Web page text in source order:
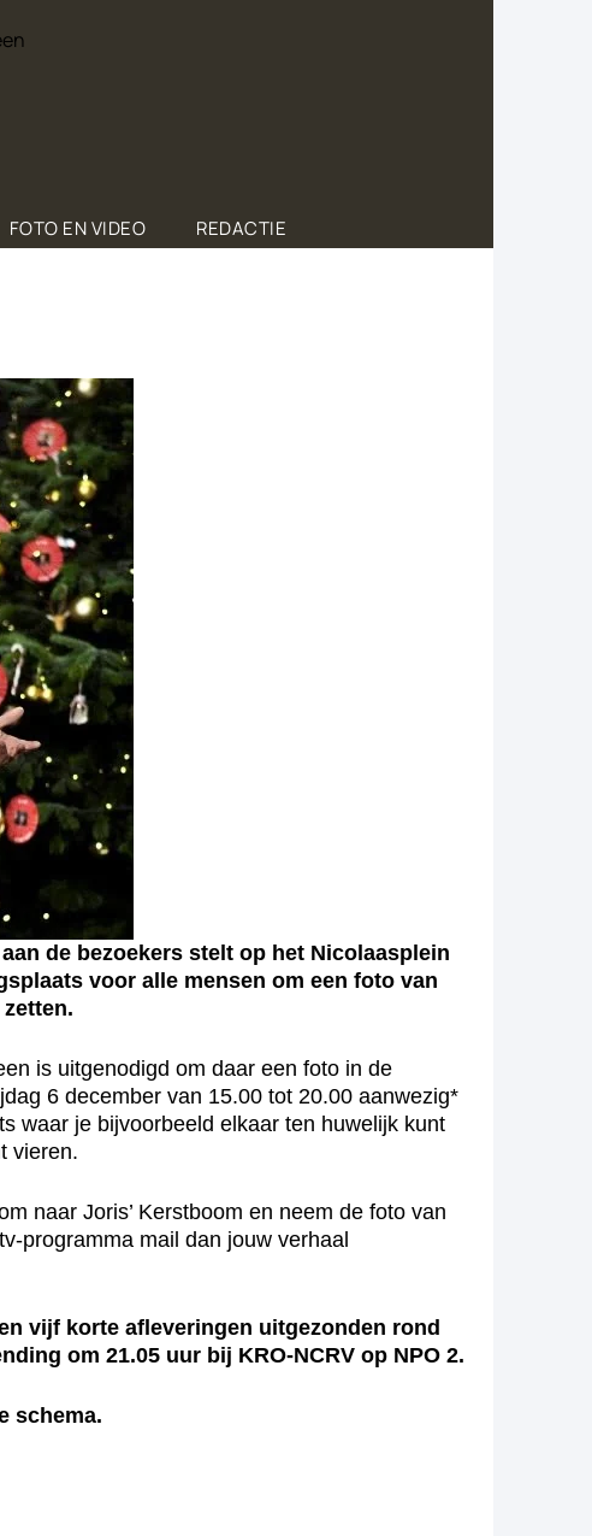
FOTO EN VIDEO REDACTIE
de bezoekers stelt op het Nicolaasplein
voor alle mensen om een foto van
is uitgenodigd om daar een foto in de
6 december van 15.00 tot 20.00 aanwezig*
waar je bijvoorbeeld elkaar ten huwelijk kunt
vieren.
naar Joris’ Kerstboom en neem de foto van
programma mail dan jouw verhaal
vijf korte afleveringen uitgezonden rond
om 21.05 uur bij KRO-NCRV op NPO 2.
schema.